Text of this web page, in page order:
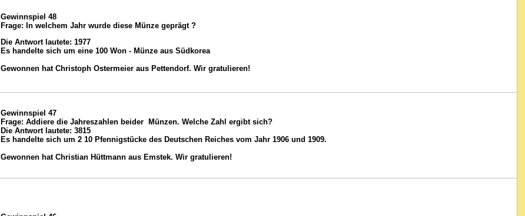
Gewinnspiel 48
Frage: In welchem Jahr wurde diese Münze geprägt ?
Die Antwort lautete: 1977
Es handelte sich um eine 100 Won - Münze aus Südkorea
Gewonnen hat Christoph Ostermeier aus Pettendorf. Wir gratulieren!
Gewinnspiel 47
Frage: Addiere die Jahreszahlen beider Münzen. Welche Zahl ergibt sich?
Die Antwort lautete: 3815
Es handelte sich um 2 10 Pfennigstücke des Deutschen Reiches vom Jahr 1906 und 1909.
Gewonnen hat Christian Hüttmann aus Emstek. Wir gratulieren!